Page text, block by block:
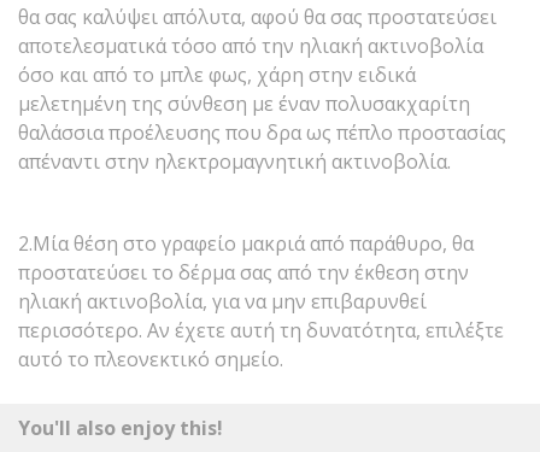
θα σας καλύψει απόλυτα, αφού θα σας προστατεύσει
αποτελεσματικά τόσο από την ηλιακή ακτινοβολία
όσο και από το μπλε φως, χάρη στην ειδικά
μελετημένη της σύνθεση με έναν πολυσακχαρίτη
θαλάσσια προέλευσης που δρα ως πέπλο προστασίας
απέναντι στην ηλεκτρομαγνητική ακτινοβολία.
2.Μία θέση στο γραφείο μακριά από παράθυρο, θα
προστατεύσει το δέρμα σας από την έκθεση στην
ηλιακή ακτινοβολία, για να μην επιβαρυνθεί
περισσότερο. Αν έχετε αυτή τη δυνατότητα, επιλέξτε
αυτό το πλεονεκτικό σημείο.
You'll also enjoy this!